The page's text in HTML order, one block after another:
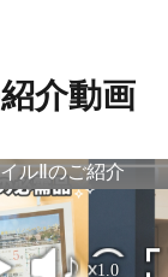
介動画